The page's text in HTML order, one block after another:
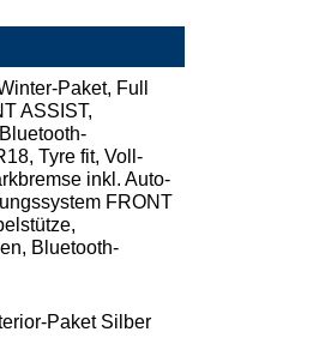
Paket, Full
ASSIST,
Tyre fit, Voll-
inkl. Auto-
FRONT
Bluetooth-
Paket Silber